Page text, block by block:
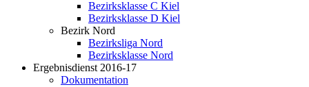
Bezirksklasse C Kiel
Bezirksklasse D Kiel
Bezirk Nord
Bezirksliga Nord
Bezirksklasse Nord
Ergebnisdienst 2016-17
Dokumentation